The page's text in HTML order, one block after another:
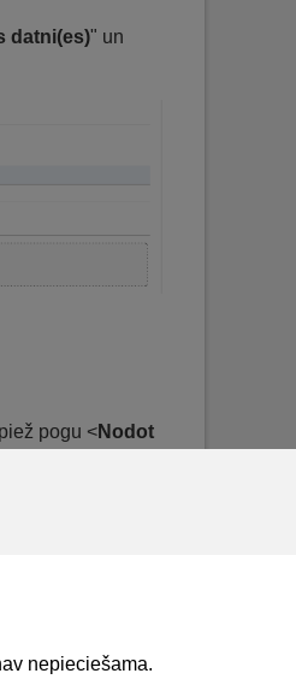
nepieciešama.
datni(es)" un
pogu <Nodot